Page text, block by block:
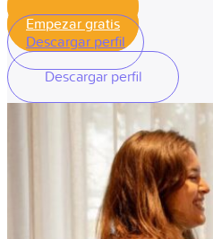
Empezar gratis
Descargar perfil
Descargar perfil